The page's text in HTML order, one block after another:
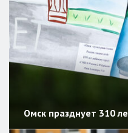
Омск празднует 310